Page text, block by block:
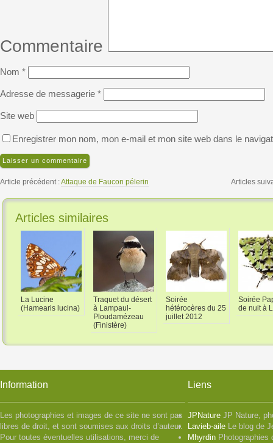
Commentaire
Nom *
Adresse de messagerie *
Site web
Enregistrer mon nom, mon e-mail et mon site web dans le
Article précédent :Attaque de Faucon pélerin Articles
Articles similaires
La Lucine
(Hamearis lucina)
Traquet du désert
à Lampaul-
Ploudamézeau
(Finistère)
Soirée
hétérocères du 25
juillet 2012
Soirée
de nuit à
Information
Les photographies et images de ce site ne sont pas
libres de droit, et sont soumises aux droits d’auteur.
Pour toutes éventuelles utilisations, merci de
Liens
JPNatureJP Nature,
Lavieb-aileLe blog de
MhyrdinPhotographies